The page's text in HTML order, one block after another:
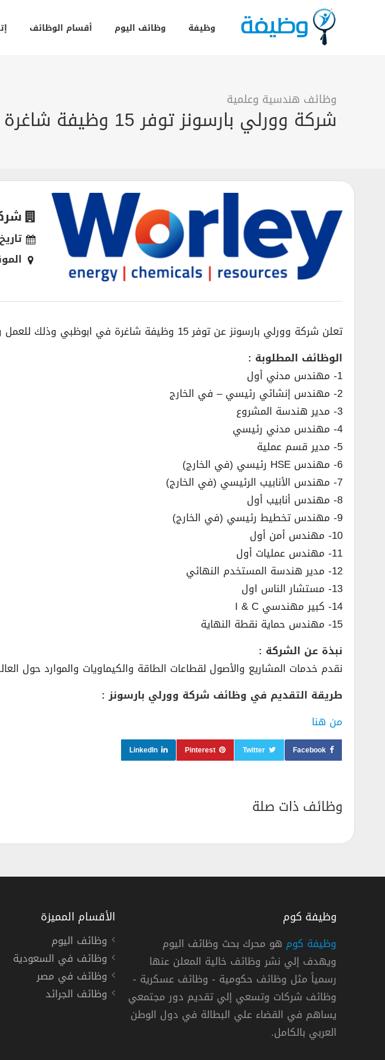
وظيفة وظائف اليوم أقسام الوظائف
وظائف هندسية وعلمية
شركة وورلي بارسونز توفر 15 وظيفة شاغرة في ابوظبي
تعلن شركة وورلي بارسونز عن توفر 15 وظيفة شاغرة في ابوظبي وذلك للعمل وفق المؤهلات والشروط التي حددتها الشركة للوظائف المطلوبة وهي كالاتي :
الوظائف المطلوبة :
1- مهندس مدني أول
2- مهندس إنشائي رئيسي – في الخارج
3- مدير هندسة المشروع
4- مهندس مدني رئيسي
5- مدير قسم عملية
6- مهندس HSE رئيسي (في الخارج)
7- مهندس الأنابيب الرئيسي (في الخارج)
8- مهندس أنابيب أول
9- مهندس تخطيط رئيسي (في الخارج)
10- مهندس أمن أول
11- مهندس عمليات أول
12- مدير هندسة المستخدم النهائي
13- مستشار الناس اول
14- كبير مهندسي I & C
15- مهندس حماية نقطة النهاية
نبذة عن الشركة :
نقدم خدمات المشاريع والأصول لقطاعات الطاقة والكيماويات والموارد حول
طريقة التقديم في وظائف شركة وورلي بارسونز :
من هنا
Facebook
Twitter
Pinterest
LinkedIn
وظائف ذات صلة
شواغر وظيفية في شركة أيه بي بي السويسرية في الامارات
مجموعة إيه بي بي
« الإمارات »
وظيفة كوم
وظيفة كوم هو محرك بحث وظائف اليوم
ويهدف إلي نشر وظائف خالية المعلن عنها
رسمياً مثل وظائف حكومية - وظائف عسكرية -
وظائف شركات وتسعي إلي تقديم دور مجتمعي
يساهم في القضاء علي البطالة في دول الوطن
العربي بالكامل.
الأقسام المميزة
وظائف اليوم
وظائف في السعودية
وظائف في مصر
وظائف الجرائد